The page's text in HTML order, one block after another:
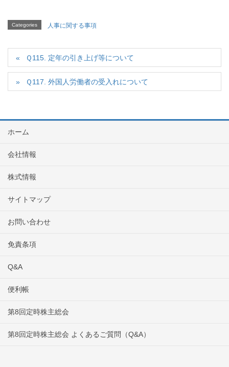
Categories 人事に関する事項
Ｑ115. 定年の引き上げ等について
Ｑ117. 外国人労働者の受入れについて
ホーム
会社情報
株式情報
サイトマップ
お問い合わせ
免責条項
Q&A
便利帳
第8回定時株主総会
第8回定時株主総会 よくあるご質問（Q&A）